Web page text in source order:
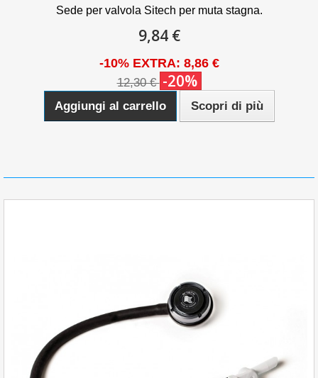
Sede per valvola Sitech per muta stagna.
9,84 €
-10% EXTRA: 8,86 €
12,30 € -20%
Aggiungi al carrello Scopri di più